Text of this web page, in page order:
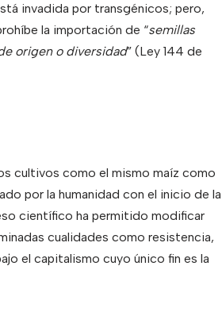
invadida por transgénicos; pero,
la importación de “semillas
origen o diversidad” (Ley 144 de
cultivos como el mismo maíz como
por la humanidad con el inicio de la
científico ha permitido modificar
cualidades como resistencia,
el capitalismo cuyo único fin es la